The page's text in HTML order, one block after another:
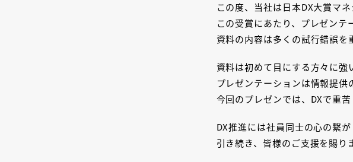
この度、当社は日本DX大賞​マ
この受賞にあたり、プレゼンテ
資料の内容は多くの試行錯誤を
資料は初めて目にする方々に強
プレゼンテーションは情報提供
今回のプレゼンでは、DXで重
DX推進には社員同士の心の繋
引き続き、皆様のご支援を賜り